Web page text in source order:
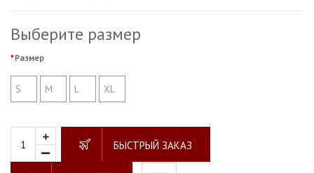
Выберите размер
Размер
S M L XL
БЫСТРЫЙ ЗАКАЗ